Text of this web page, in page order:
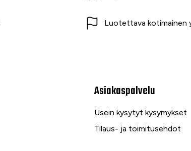
Luotettava kotimainen
Asiakaspalvelu
Usein kysytyt kysymykset
Tilaus- ja toimitusehdot